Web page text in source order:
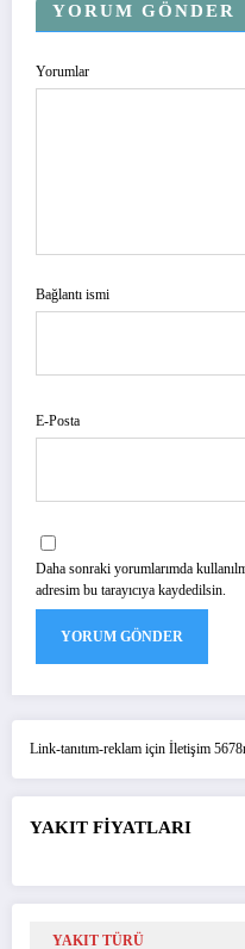
YORUM GÖNDER
Yorumlar
Bağlantı ismi
E-Posta
Daha sonraki yorumlarımda
adresim bu tarayıcıya kaydedilsin.
Link-tanıtım-reklam için İletişim
YAKIT FİYATLARI
YAKIT TÜRÜ